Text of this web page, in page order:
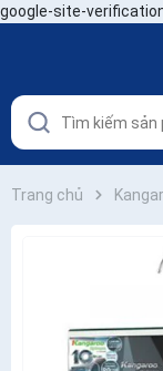
google-site-
Trang chủ